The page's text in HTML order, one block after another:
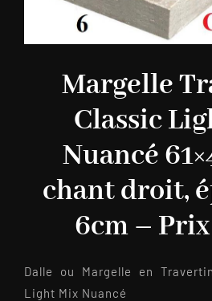
Margelle
Classic
Nuancé
chant droit,
6cm –
Dalle ou Margelle en
Light Mix Nuancé